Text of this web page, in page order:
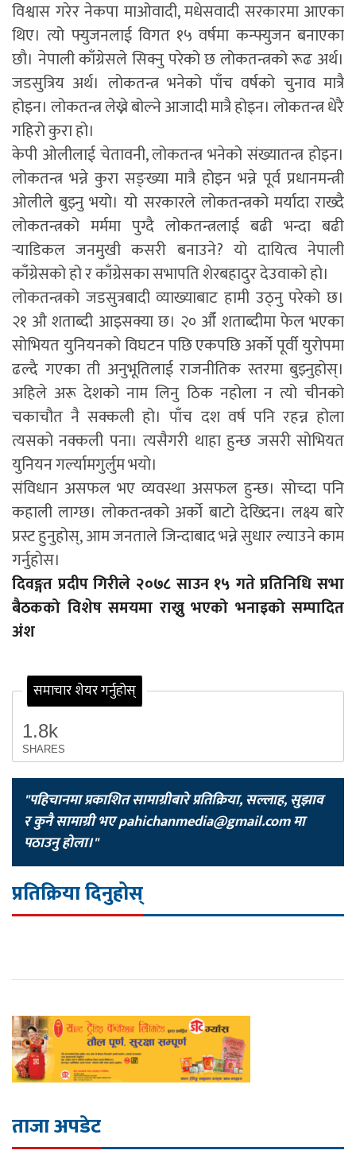
विश्वास गरेर नेकपा माओवादी, मधेसवादी सरकारमा आएका
थिए। त्यो फ्युजनलाई विगत १५ वर्षमा कन्फ्युजन बनाएका
छौ। नेपाली काँग्रेसले सिक्नु परेको छ लोकतन्त्रको रूढ अर्थ।
जडसुत्रिय अर्थ। लोकतन्त्र भनेको पाँच वर्षको चुनाव मात्रै
होइन। लोकतन्त्र लेख्ने बोल्ने आजादी मात्रै होइन। लोकतन्त्र धेरै
गहिरो कुरा हो।
केपी ओलीलाई चेतावनी, लोकतन्त्र भनेको संख्यातन्त्र होइन।
लोकतन्त्र भन्ने कुरा सङ्ख्या मात्रै होइन भन्ने पूर्व प्रधानमन्त्री
ओलीले बुझ्नु भयो। यो सरकारले लोकतन्त्रको मर्यादा राख्दै
लोकतन्त्रको मर्ममा पुग्दै लोकतन्त्रलाई बढी भन्दा बढी
र्‍याडिकल जनमुखी कसरी बनाउने? यो दायित्व नेपाली
काँग्रेसको हो र काँग्रेसका सभापति शेरबहादुर देउवाको हो।
लोकतन्त्रको जडसुत्रबादी व्याख्याबाट हामी उठ्नु परेको छ।
२१ औ शताब्दी आइसक्या छ। २० औँ शताब्दीमा फेल भएका
सोभियत युनियनको विघटन पछि एकपछि अर्को पूर्वी युरोपमा
ढल्दै गएका ती अनुभूतिलाई राजनीतिक स्तरमा बुझ्नुहोस्।
अहिले अरू देशको नाम लिनु ठिक नहोला न त्यो चीनको
चकाचौत नै सक्कली हो। पाँच दश वर्ष पनि रहन्न होला
त्यसको नक्कली पना। त्यसैगरी थाहा हुन्छ जसरी सोभियत
युनियन गर्ल्यामगुर्लुम भयो।
संविधान असफल भए व्यवस्था असफल हुन्छ। सोच्दा पनि
कहाली लाग्छ। लोकतन्त्रको अर्को बाटो देख्दिन। लक्ष्य बारे
प्रस्ट हुनुहोस्, आम जनताले जिन्दाबाद भन्ने सुधार ल्याउने काम
गर्नुहाेस।
दिवङ्गत प्रदीप गिरीले २०७८ साउन १५ गते प्रतिनिधि सभा
बैठकको विशेष समयमा राख्नु भएको भनाइको सम्पादित
अंश
समाचार शेयर गर्नुहोस्
1.8k
SHARES
"पहिचानमा प्रकाशित सामाग्रीबारे प्रतिक्रिया, सल्लाह, सुझाव
र कुनै सामाग्री भएpahichanmedia@gmail.comमा
पठाउनु होला।"
प्रतिक्रिया दिनुहोस्
ताजा अपडेट